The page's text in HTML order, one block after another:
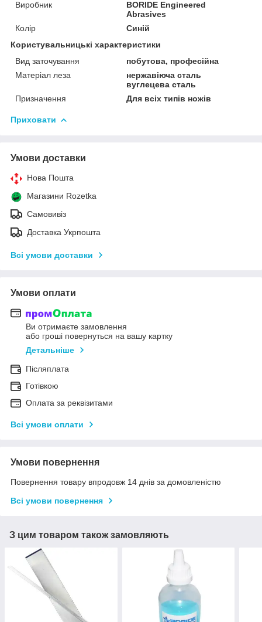
Виробник
BORIDE Engineered
Abrasives
Колір
Синій
Користувальницькі характеристики
Вид заточування
побутова, професійна
Матеріал леза
нержавіюча сталь
вуглецева сталь
Призначення
Для всіх типів ножів
Приховати
Умови доставки
Нова Пошта
Магазини Rozetka
Самовивіз
Доставка Укрпошта
Всі умови доставки
Умови оплати
Ви отримаєте замовлення
або гроші повернуться на вашу картку
Детальніше
Післяплата
Готівкою
Оплата за реквізитами
Всі умови оплати
Умови повернення
Повернення товару впродовж 14 днів за домовленістю
Всі умови повернення
З цим товаром також замовляють